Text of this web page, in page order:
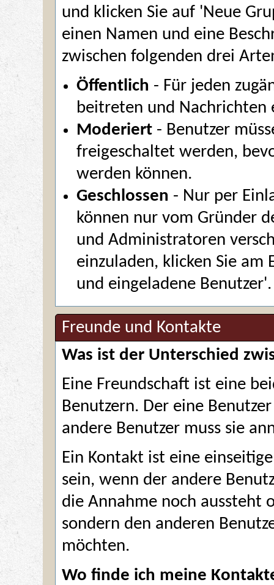
und klicken Sie auf 'Neue
einen Namen und eine
zwischen folgenden drei
Öffentlich - Für jeden
beitreten und Nachrichten
Moderiert - Benutzer
freigeschaltet werden,
werden können.
Geschlossen - Nur per
können nur vom Gründer
und Administratoren
einzuladen, klicken Sie am
und eingeladene Benutzer'.
Freunde und Kontakte
Was ist der Unterschied
Eine Freundschaft ist eine
Benutzern. Der eine
andere Benutzer muss sie
Ein Kontakt ist eine
sein, wenn der andere
die Annahme noch aussteht
sondern den anderen
möchten.
Wo finde ich meine